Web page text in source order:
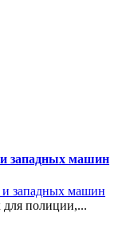
западных машин
для полиции,...